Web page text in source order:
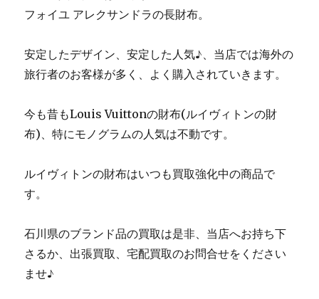
フォイユ アレクサンドラの長財布。
安定したデザイン、安定した人気♪、当店では海外の
旅行者のお客様が多く、よく購入されていきます。
今も昔もLouis Vuittonの財布(ルイヴィトンの財
布)、特にモノグラムの人気は不動です。
ルイヴィトンの財布はいつも買取強化中の商品で
す。
石川県のブランド品の買取は是非、当店へお持ち下
さるか、出張買取、宅配買取のお問合せをください
ませ♪